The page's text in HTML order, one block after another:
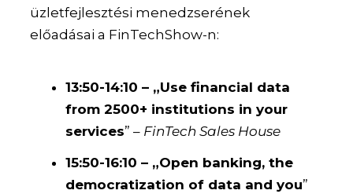
üzletfejlesztési menedzserének
előadásai a FinTechShow-n:
13:50-14:10 – „Use financial data
from 2500+ institutions in your
services” – FinTech Sales House
15:50-16:10 – „Open banking, the
democratization of data and you”